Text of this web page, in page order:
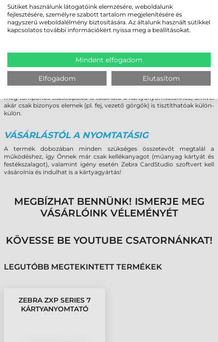
A Zebra kártyanyomtatók megbízható és folyamatos használatához
kiemelkedően fontos a rendszeres tisztítás, karbantartás. Fontos, hogy
használattól függően rendszeresen (hetente/havonta/500 kártyánként)
megfelelő Zebra tisztító eszközökkel (tisztító kártya, görgő tisztító,
tisztítópálca, stb.) elvégezze a nyomtató takarítását ezzel megóvva a
kockázatát és növelve a kártyanyomtató élettartamát.
A Zebra alkohollal átitatott tisztító kártyái egy menetben a
nyomtatófejről és a kártyavezető görgőkről is eltávolítják a nem
kívánatos szennyeződéseket. A nyomtátási folyamat megkezdése előtt
a printerben található tisztító görgő távolítja el a plasztik kártyáról az
még tamponos tisztítópálca is található a kártyanyomtatókhoz, amivel
akár csak bizonyos elemek (pl. fej, vezető görgők) is tisztíthatóak külön-
külön.
VÁSÁRLÁSTÓL A NYOMTATÁSIG
A termék dobozában minden szükséges összetevőt megtalál a
működéshez, így Önnek már csak kellékanyagot (műanyag kártyát és
festékszalagot), valamint igény esetén Zebra CardStudio szoftvert kell
vásárolnia és indulhat is a kártyagyártás!
MEGBÍZHAT BENNÜNK! ISMERJE MEG
VÁSÁRLÓINK VÉLEMÉNYÉT
KÖVESSE BE YOUTUBE CSATORNÁNKAT!
LEGUTÓBB MEGTEKINTETT TERMÉKEK
ZEBRA ZXP SERIES 7
KÁRTYANYOMTATÓ
Sütiket használunk látogatóink elemzésére, weboldalunk
fejlesztésére, személyre szabott tartalom megjelenítésére és
nagyszerű weboldalélmény biztosítására. Az általunk használt sütikkel
kapcsolatos további információkért nyissa meg a beállításokat.
Mindent elfogadom
Elfogadom Elutasítom